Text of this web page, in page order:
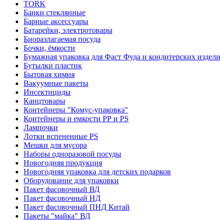
TORK
Банки стеклянные
Барные аксессуары
Батарейки, электротовары
Биоразлагаемая посуда
Бочки, ёмкости
Бумажная упаковка для Фаст Фуда и кондитерских
Бутылки пластик
Бытовая химия
Вакуумные пакеты
Инсектициды
Канцтовары
Контейнеры "Комус-упаковка"
Контейнеры и емкости РР и PS
Лампочки
Лотки вспененные PS
Мешки для мусора
Наборы одноразовой посуды
Новогодняя продукция
Новогодняя упаковка для детских подарков
Оборудование для упаковки
Пакет фасовочный ВД
Пакет фасовочный НД
Пакет фасовочный ПНД Китай
Пакеты "майка" ВД